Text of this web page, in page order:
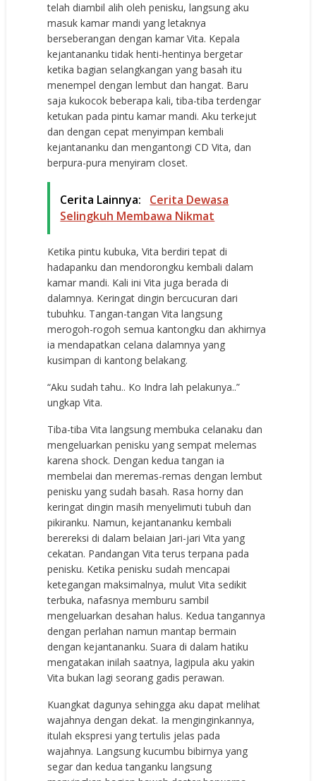
telah diambil alih oleh penisku, langsung aku
masuk kamar mandi yang letaknya
berseberangan dengan kamar Vita. Kepala
kejantananku tidak henti-hentinya bergetar
ketika bagian selangkangan yang basah itu
menempel dengan lembut dan hangat. Baru
saja kukocok beberapa kali, tiba-tiba terdengar
ketukan pada pintu kamar mandi. Aku terkejut
dan dengan cepat menyimpan kembali
kejantananku dan mengantongi CD Vita, dan
berpura-pura menyiram closet.
Cerita Lainnya:
Cerita Dewasa
Selingkuh Membawa Nikmat
Ketika pintu kubuka, Vita berdiri tepat di
hadapanku dan mendorongku kembali dalam
kamar mandi. Kali ini Vita juga berada di
dalamnya. Keringat dingin bercucuran dari
tubuhku. Tangan-tangan Vita langsung
merogoh-rogoh semua kantongku dan akhirnya
ia mendapatkan celana dalamnya yang
kusimpan di kantong belakang.
“Aku sudah tahu.. Ko Indra lah pelakunya..”
ungkap Vita.
Tiba-tiba Vita langsung membuka celanaku dan
mengeluarkan penisku yang sempat melemas
karena shock. Dengan kedua tangan ia
membelai dan meremas-remas dengan lembut
penisku yang sudah basah. Rasa horny dan
keringat dingin masih menyelimuti tubuh dan
pikiranku. Namun, kejantananku kembali
berereksi di dalam belaian Jari-jari Vita yang
cekatan. Pandangan Vita terus terpana pada
penisku. Ketika penisku sudah mencapai
ketegangan maksimalnya, mulut Vita sedikit
terbuka, nafasnya memburu sambil
mengeluarkan desahan halus. Kedua tangannya
dengan perlahan namun mantap bermain
dengan kejantananku. Suara di dalam hatiku
mengatakan inilah saatnya, lagipula aku yakin
Vita bukan lagi seorang gadis perawan.
Kuangkat dagunya sehingga aku dapat melihat
wajahnya dengan dekat. Ia menginginkannya,
itulah ekspresi yang tertulis jelas pada
wajahnya. Langsung kucumbu bibirnya yang
segar dan kedua tanganku langsung